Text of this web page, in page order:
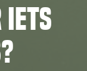
iets